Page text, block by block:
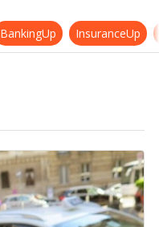
BankingUp InsuranceUp